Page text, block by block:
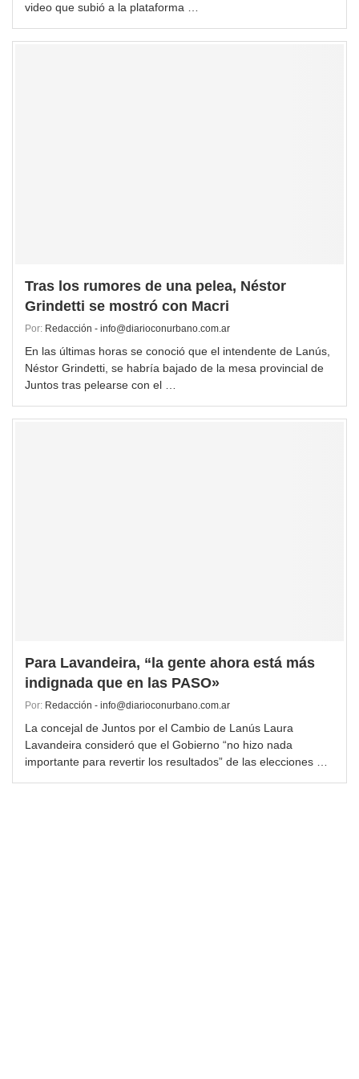
video que subió a la plataforma …
Tras los rumores de una pelea, Néstor
Grindetti se mostró con Macri
Por: Redacción - info@diarioconurbano.com.ar
En las últimas horas se conoció que el intendente de Lanús,
Néstor Grindetti, se habría bajado de la mesa provincial de
Juntos tras pelearse con el …
Para Lavandeira, “la gente ahora está más
indignada que en las PASO»
Por: Redacción - info@diarioconurbano.com.ar
La concejal de Juntos por el Cambio de Lanús Laura
Lavandeira consideró que el Gobierno “no hizo nada
importante para revertir los resultados” de las elecciones …